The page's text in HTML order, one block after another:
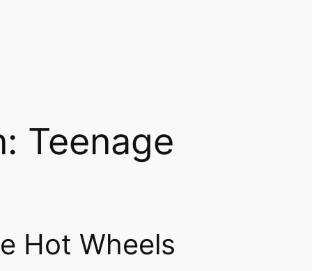
Teenage
Hot Wheels